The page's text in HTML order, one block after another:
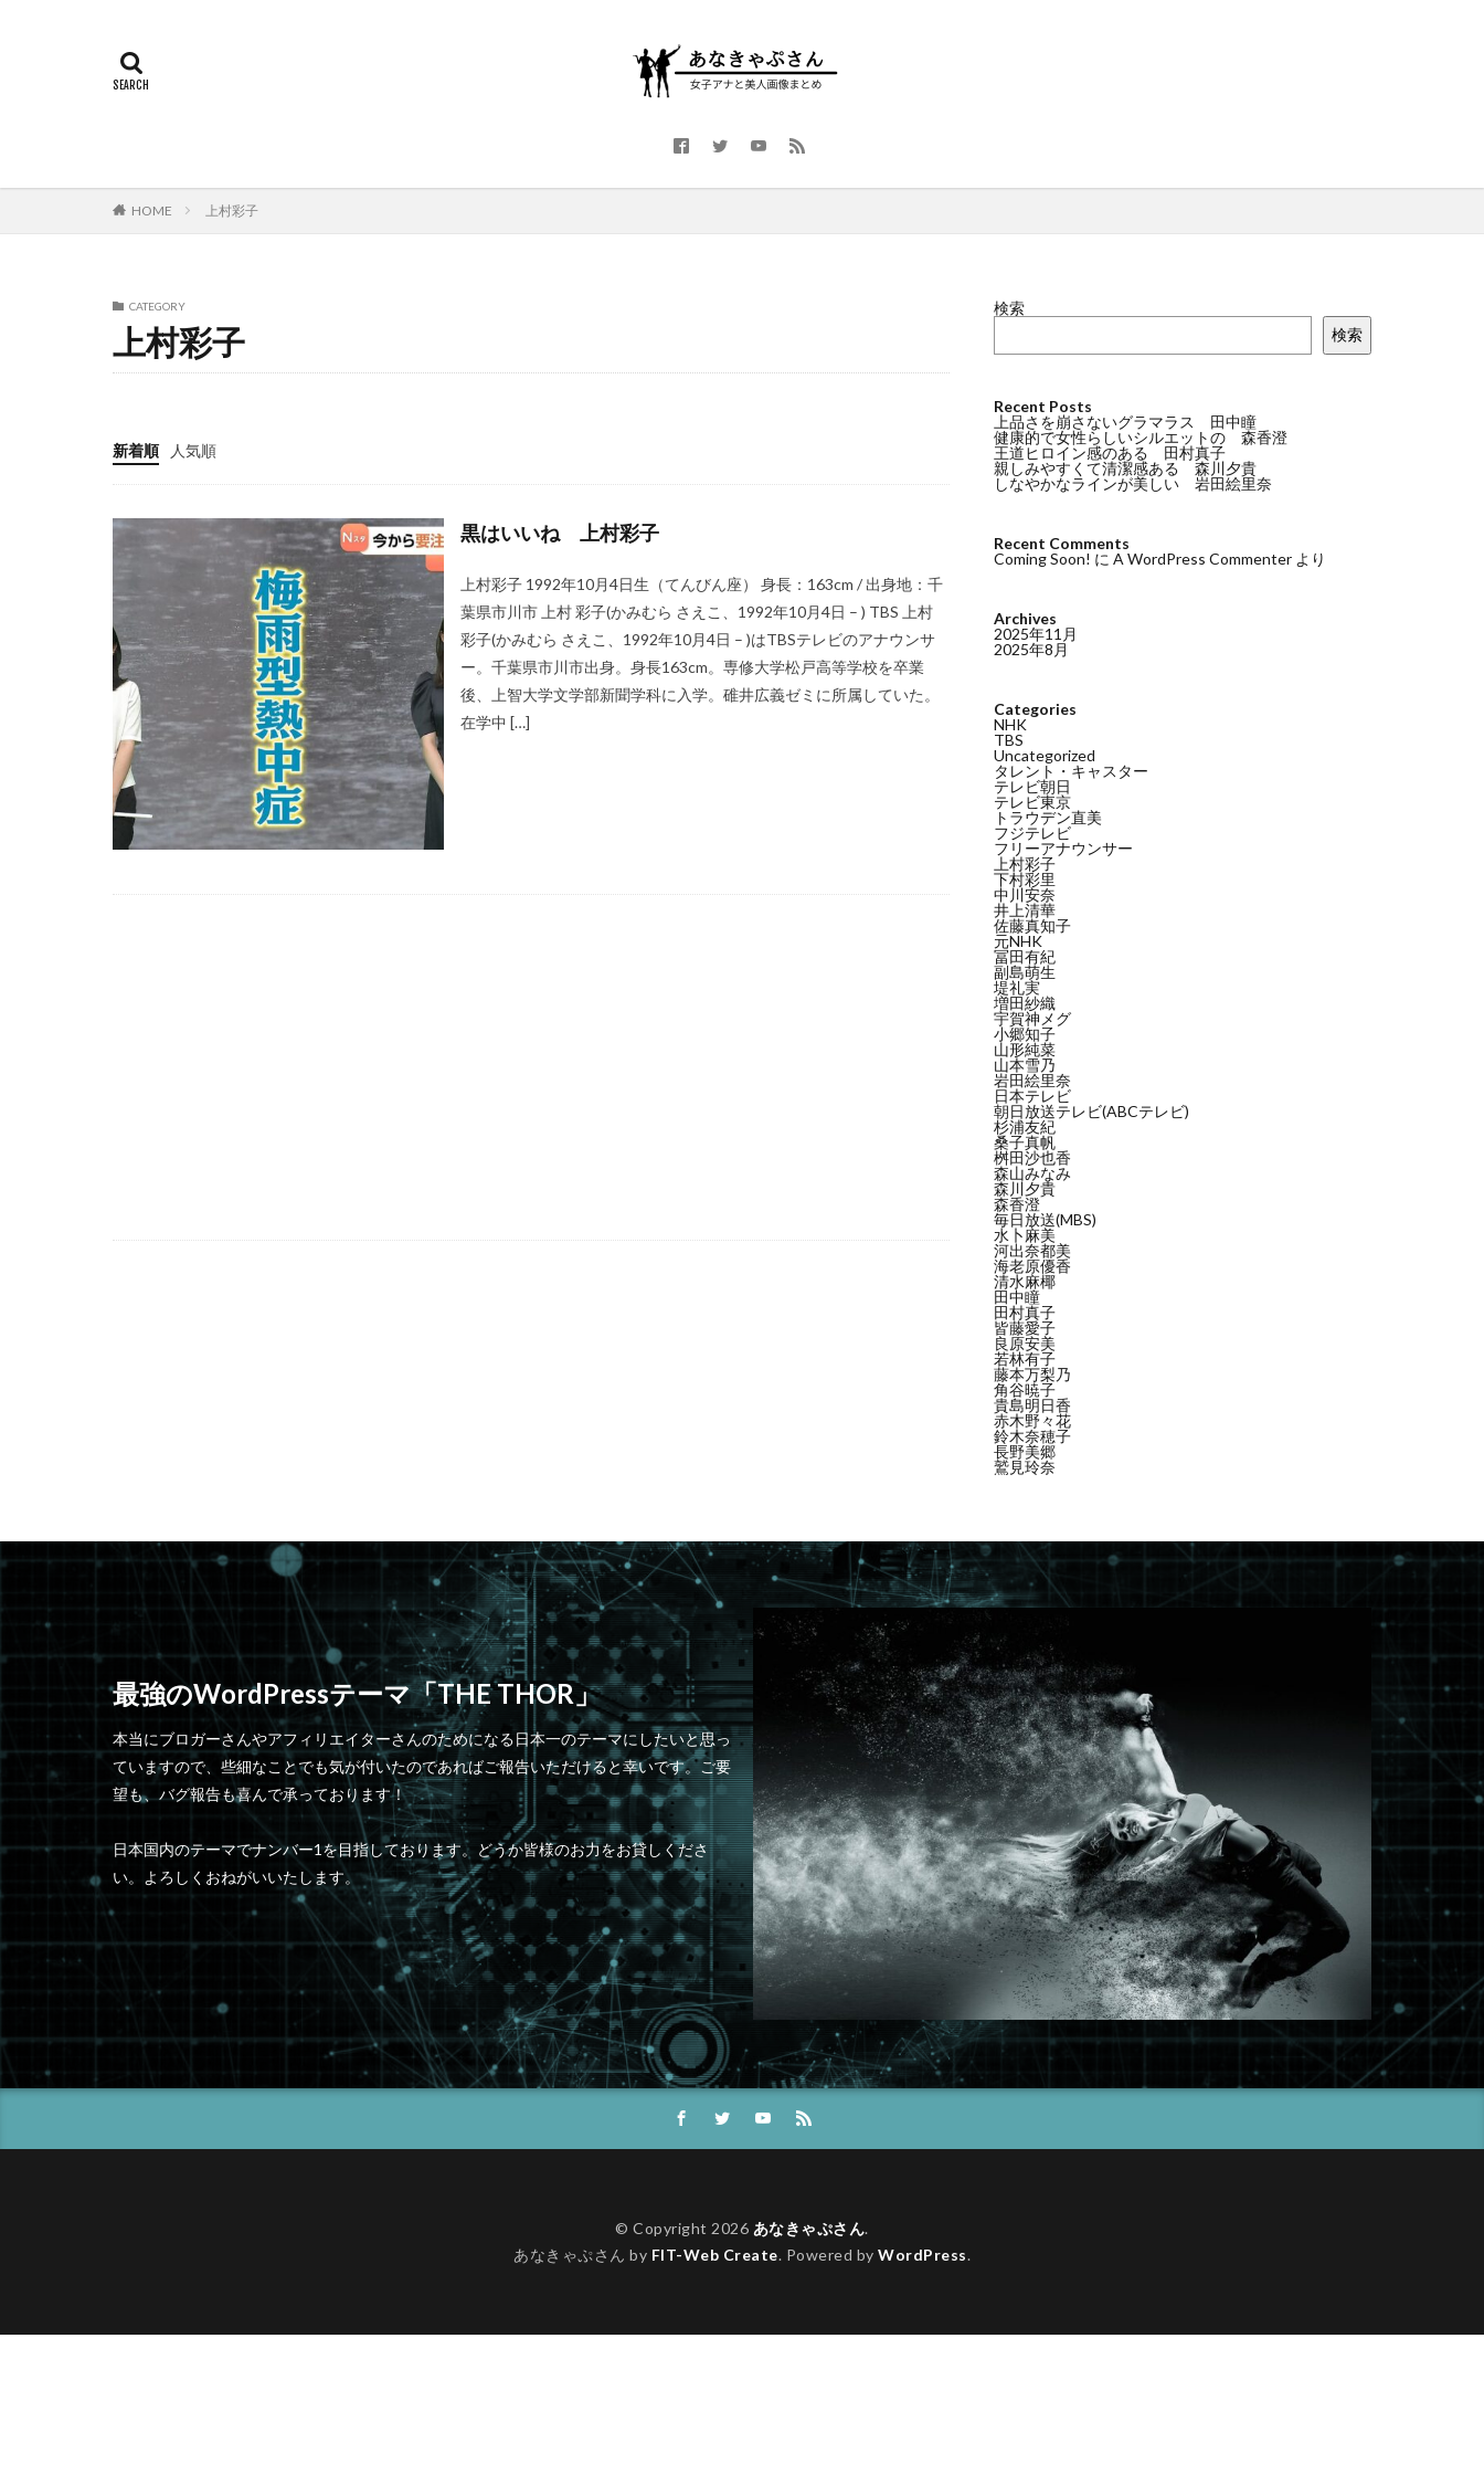
HOME 上村彩子
CATEGORY
上村彩子
新着順 人気順
黒はいいね 上村彩子
上村彩子 1992年10月4日生（てんびん座） 身長：163cm / 出身地：千
葉県市川市 上村 彩子(かみむら さえこ、1992年10月4日 – ) TBS 上村
彩子(かみむら さえこ、1992年10月4日 – )はTBSテレビのアナウンサ
ー。千葉県市川市出身。身長163cm。専修大学松戸高等学校を卒業
後、上智大学文学部新聞学科に入学。碓井広義ゼミに所属していた。
在学中 […]
検索
検索
Recent Posts
上品さを崩さないグラマラス 田中瞳
健康的で女性らしいシルエットの 森香澄
王道ヒロイン感のある 田村真子
親しみやすくて清潔感ある 森川夕貴
しなやかなラインが美しい 岩田絵里奈
Recent Comments
Coming Soon! に A WordPress Commenter より
Archives
2025年11月
2025年8月
Categories
NHK
TBS
Uncategorized
タレント・キャスター
テレビ朝日
テレビ東京
トラウデン直美
フジテレビ
フリーアナウンサー
上村彩子
下村彩里
中川安奈
井上清華
佐藤真知子
元NHK
冨田有紀
副島萌生
堤礼実
増田紗織
宇賀神メグ
小郷知子
山形純菜
山本雪乃
岩田絵里奈
日本テレビ
朝日放送テレビ(ABCテレビ)
杉浦友紀
桑子真帆
桝田沙也香
森山みなみ
森川夕貴
森香澄
毎日放送(MBS)
水卜麻美
河出奈都美
海老原優香
清水麻椰
田中瞳
田村真子
皆藤愛子
良原安美
若林有子
藤本万梨乃
角谷暁子
貴島明日香
赤木野々花
鈴木奈穂子
長野美郷
鷲見玲奈
最強のWordPressテーマ「THE THOR」
本当にブロガーさんやアフィリエイターさんのためになる日本一のテーマにしたいと思っ
ていますので、些細なことでも気が付いたのであればご報告いただけると幸いです。ご要
望も、バグ報告も喜んで承っております！
日本国内のテーマでナンバー1を目指しております。どうか皆様のお力をお貸しくださ
い。よろしくおねがいいたします。
© Copyright 2026 あなきゃぷさん.
あなきゃぷさん by FIT-Web Create. Powered by WordPress.